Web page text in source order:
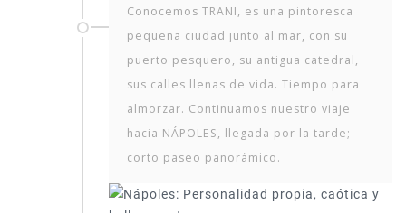
Conocemos TRANI, es una pintoresca
pequeña ciudad junto al mar, con su
puerto pesquero, su antigua catedral,
sus calles llenas de vida. Tiempo para
almorzar. Continuamos nuestro viaje
hacia NÁPOLES, llegada por la tarde;
corto paseo panorámico.